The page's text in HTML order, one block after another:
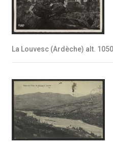
La Louvesc (Ardèche) alt.